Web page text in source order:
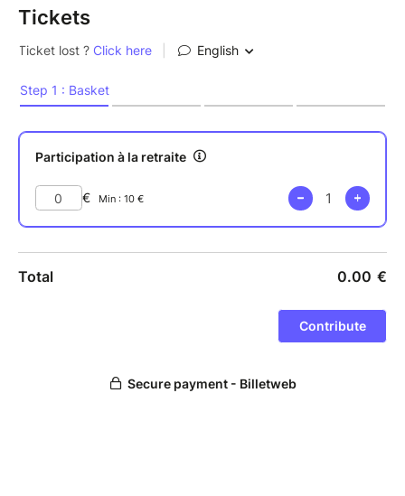
auspicieuse du Chokor Duchen).
explications de Khandrola
Samedi 18 : Pratique de clôture avec Rinpoché, le
Tickets